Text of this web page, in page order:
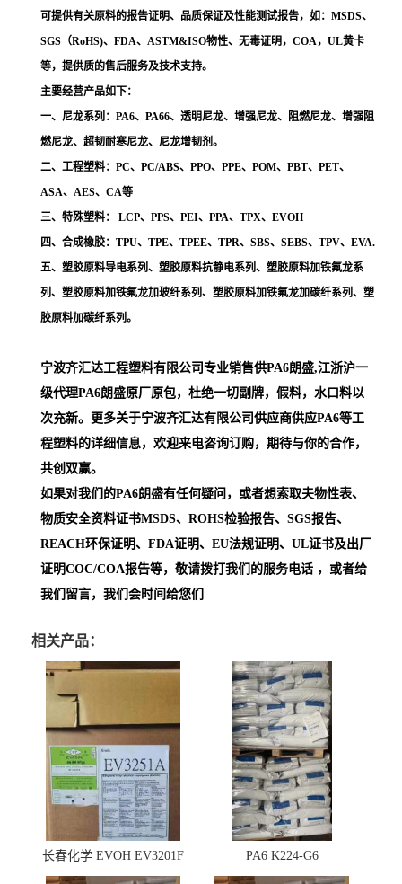
可提供有关原料的报告证明、品质保证及性能测试报告，如：MSDS、
SGS（RoHS)、FDA、ASTM&ISO物性、无毒证明，COA，UL黄卡
等，提供质的售后服务及技术支持。
主要经营产品如下：
一、尼龙系列：PA6、PA66、透明尼龙、增强尼龙、阻燃尼龙、增强阻
燃尼龙、超韧耐寒尼龙、尼龙增韧剂。
二、工程塑料：PC、PC/ABS、PPO、PPE、POM、PBT、PET、
ASA、AES、CA等
三、特殊塑料： LCP、PPS、PEI、PPA、TPX、EVOH
四、合成橡胶：TPU、TPE、TPEE、TPR、SBS、SEBS、TPV、EVA.
五、塑胶原料导电系列、塑胶原料抗静电系列、塑胶原料加铁氟龙系
列、塑胶原料加铁氟龙加玻纤系列、塑胶原料加铁氟龙加碳纤系列、塑
胶原料加碳纤系列。
宁波齐汇达工程塑料有限公司专业销售供PA6朗盛,江浙沪一
级代理PA6朗盛原厂原包，杜绝一切副牌，假料，水口料以
次充新。更多关于宁波齐汇达有限公司供应商供应PA6等工
程塑料的详细信息，欢迎来电咨询订购，期待与你的合作，
共创双赢。
如果对我们的PA6朗盛有任何疑问，或者想索取夫物性表、
物质安全资料证书MSDS、ROHS检验报告、SGS报告、
REACH环保证明、FDA证明、EU法规证明、UL证书及出厂
证明COC/COA报告等，敬请拨打我们的服务电话 ，或者给
我们留言，我们会时间给您们
相关产品：
长春化学 EVOH EV3201F PA6 K224-G6